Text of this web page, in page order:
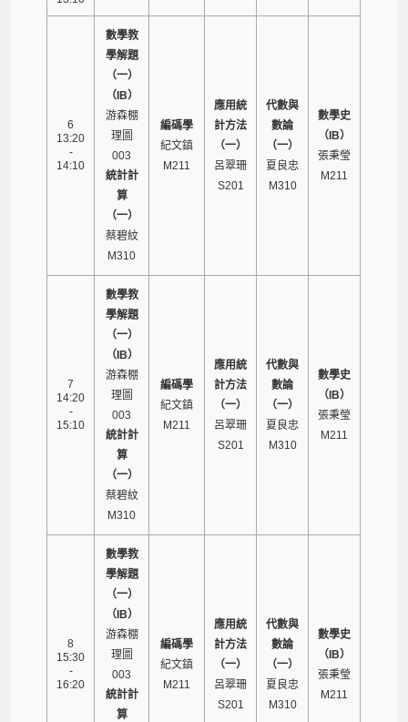
6
13:20
-
14:10
數學教
學解題
（一）
（IB）
游森棚
理圖
003
統計計
算
（一）
蔡碧紋
M310
編碼學
紀文鎮
M211
應用統
計方法
（一）
呂翠珊
S201
代數與
數論
（一）
夏良忠
M310
數學史
（IB）
張秉瑩
M211
7
14:20
-
15:10
數學教
學解題
（一）
（IB）
游森棚
理圖
003
統計計
算
（一）
蔡碧紋
M310
編碼學
紀文鎮
M211
應用統
計方法
（一）
呂翠珊
S201
代數與
數論
（一）
夏良忠
M310
數學史
（IB）
張秉瑩
M211
8
15:30
-
16:20
數學教
學解題
（一）
（IB）
游森棚
理圖
003
統計計
算
編碼學
紀文鎮
M211
應用統
計方法
（一）
呂翠珊
S201
代數與
數論
（一）
夏良忠
M310
數學史
（IB）
張秉瑩
M211